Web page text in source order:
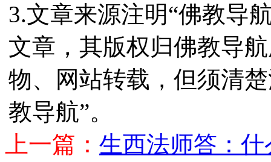
3.文章来源注明“佛教导
文章，其版权归佛教导
物、网站转载，但须清
教导航”。
上一篇： 生西法师答：什